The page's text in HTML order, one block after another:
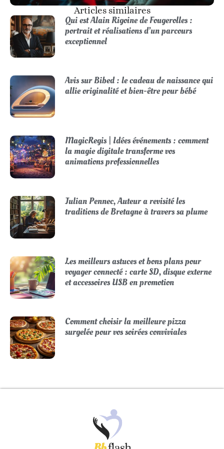
Articles similaires
Qui est Alain Rigoine de Fougerolles :
portrait et réalisations d’un parcours
exceptionnel
Avis sur Bibed : le cadeau de naissance qui
allie originalité et bien-être pour bébé
MagicRegis | Idées événements : comment
la magie digitale transforme vos
animations professionnelles
Julian Pennec, Auteur a revisité les
traditions de Bretagne à travers sa plume
Les meilleurs astuces et bons plans pour
voyager connecté : carte SD, disque externe
et accessoires USB en promotion
Comment choisir la meilleure pizza
surgelée pour vos soirées conviviales